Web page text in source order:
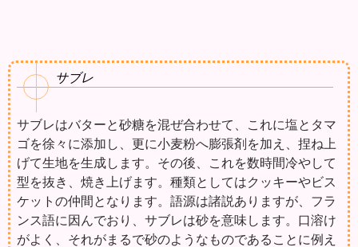
サブレ
サブレはバターと砂糖を混ぜ合わせて、これに塩とタマ
ゴを徐々に添加し、更に小麦粉へ膨張剤を加え、捏ね上
げて生地を生成します。その後、これを数時間冷やして
型を抜き、焼き上げます。種類としてはクッキーやビス
ケットの仲間となります。語源は諸説ありますが、フラ
ンス語に因んでおり、サブレは砂を意味します。口溶け
がよく、それがまるで砂のようなものであることに例え